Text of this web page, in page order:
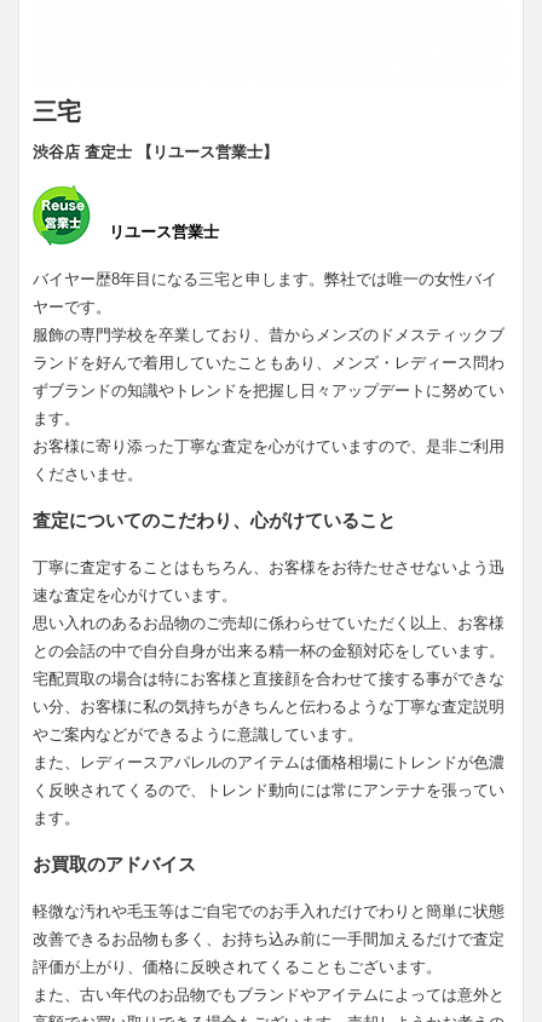
三宅
渋谷店 査定士 【リユース営業士】
リユース営業士
バイヤー歴8年目になる三宅と申します。弊社では唯一の女性バイ
ヤーです。
服飾の専門学校を卒業しており、昔からメンズのドメスティックブ
ランドを好んで着用していたこともあり、メンズ・レディース問わ
ずブランドの知識やトレンドを把握し日々アップデートに努めてい
ます。
お客様に寄り添った丁寧な査定を心がけていますので、是非ご利用
くださいませ。
査定についてのこだわり、心がけていること
丁寧に査定することはもちろん、お客様をお待たせさせないよう迅
速な査定を心がけています。
思い入れのあるお品物のご売却に係わらせていただく以上、お客様
との会話の中で自分自身が出来る精一杯の金額対応をしています。
宅配買取の場合は特にお客様と直接顔を合わせて接する事ができな
い分、お客様に私の気持ちがきちんと伝わるような丁寧な査定説明
やご案内などができるように意識しています。
また、レディースアパレルのアイテムは価格相場にトレンドが色濃
く反映されてくるので、トレンド動向には常にアンテナを張ってい
ます。
お買取のアドバイス
軽微な汚れや毛玉等はご自宅でのお手入れだけでわりと簡単に状態
改善できるお品物も多く、お持ち込み前に一手間加えるだけで査定
評価が上がり、価格に反映されてくることもございます。
また、古い年代のお品物でもブランドやアイテムによっては意外と